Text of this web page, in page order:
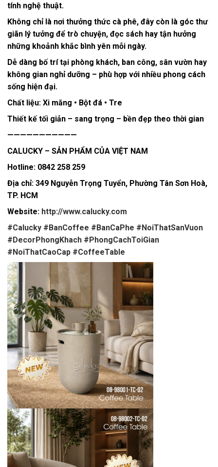
tính nghệ thuật.
Không chỉ là nơi thưởng thức cà phê, đây còn là góc thư
giãn lý tưởng để trò chuyện, đọc sách hay tận hưởng
những khoảnh khắc bình yên mỗi ngày.
Dễ dàng bố trí tại phòng khách, ban công, sân vườn hay
không gian nghỉ dưỡng – phù hợp với nhiều phong cách
sống hiện đại.
Chất liệu: Xi măng • Bột đá • Tre
Thiết kế tối giản – sang trọng – bền đẹp theo thời gian
———————————
CALUCKY – SẢN PHẨM CỦA VIỆT NAM
Hotline: 0842 258 259
Địa chỉ: 349 Nguyễn Trọng Tuyển, Phường Tân Sơn Hoà,
TP. HCM
Website: http://www.calucky.com
#Calucky #BanCoffee #BanCaPhe #NoiThatSanVuon
#DecorPhongKhach #PhongCachToiGian
#NoiThatCaoCap #CoffeeTable